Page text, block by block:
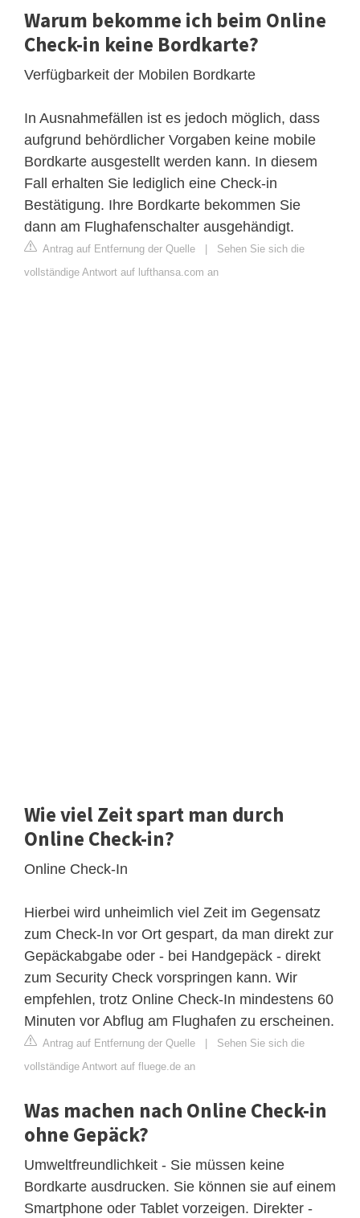
Warum bekomme ich beim Online
Check-in keine Bordkarte?
Verfügbarkeit der Mobilen Bordkarte
In Ausnahmefällen ist es jedoch möglich, dass
aufgrund behördlicher Vorgaben keine mobile
Bordkarte ausgestellt werden kann. In diesem
Fall erhalten Sie lediglich eine Check-in
Bestätigung. Ihre Bordkarte bekommen Sie
dann am Flughafenschalter ausgehändigt.
Antrag auf Entfernung der Quelle | Sehen Sie sich die
vollständige Antwort auf lufthansa.com an
Wie viel Zeit spart man durch
Online Check-in?
Online Check-In
Hierbei wird unheimlich viel Zeit im Gegensatz
zum Check-In vor Ort gespart, da man direkt zur
Gepäckabgabe oder - bei Handgepäck - direkt
zum Security Check vorspringen kann. Wir
empfehlen, trotz Online Check-In mindestens 60
Minuten vor Abflug am Flughafen zu erscheinen.
Antrag auf Entfernung der Quelle | Sehen Sie sich die
vollständige Antwort auf fluege.de an
Was machen nach Online Check-in
ohne Gepäck?
Umweltfreundlichkeit - Sie müssen keine
Bordkarte ausdrucken. Sie können sie auf einem
Smartphone oder Tablet vorzeigen. Direkter -